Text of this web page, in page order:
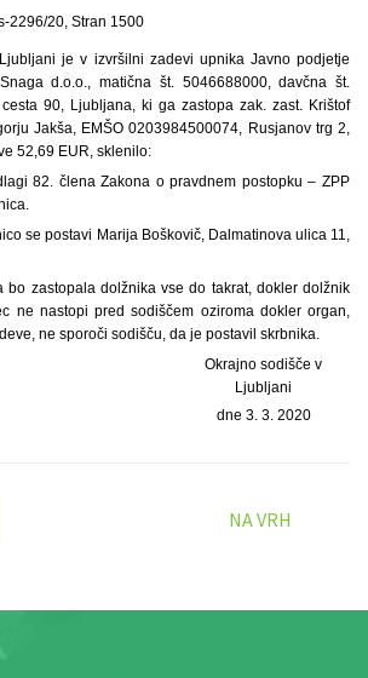
2296/20, Stran 1500
je v izvršilni zadevi upnika Javno podjetje
d.o.o., matična št. 5046688000, davčna št.
90, Ljubljana, ki ga zastopa zak. zast. Krištof
Jakša, EMŠO 0203984500074, Rusjanov trg 2,
52,69 EUR, sklenilo:
82. člena Zakona o pravdnem postopku – ZPP
se postavi Marija Boškovič, Dalmatinova ulica 11,
bo zastopala dolžnika vse do takrat, dokler dolžnik
ne nastopi pred sodiščem oziroma dokler organ,
ne sporoči sodišču, da je postavil skrbnika.
Okrajno sodišče v
Ljubljani
dne 3. 3. 2020
NA VRH